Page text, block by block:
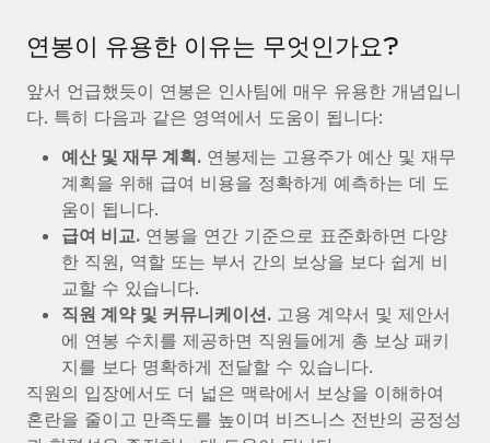
Remote Contractor Management Plus
Remote의 사명은 모든 규모의 기업이 전 세계 어디서든 업무에 가
장 적합 사람을 찾아 채용 및 관리하고 급여를 지급하도록 돕는 것
자세히 알아보기
Shootsta가 Remote를 통해 네 개의 시장에서 글로벌
채용을 확장한 방법
비디오 콘텐츠를 활용한 마케팅이 계속해서 인기를 끌면서, 기업들
에게는 흥미롭고 전문적인 비디오 제작이 어느 때보다 중요해졌습
니다. 그러나 대부분의 회사들은 그렇게 높은 품질의...
자세히 알아보기
연봉이 유용한 이유는 무엇인가요?
앞서 언급했듯이 연봉은 인사팀에 매우 유용한 개념입니
다. 특히 다음과 같은 영역에서 도움이 됩니다:
예산 및 재무 계획. 연봉제는 고용주가 예산 및 재무
계획을 위해 급여 비용을 정확하게 예측하는 데 도
움이 됩니다.
급여 비교. 연봉을 연간 기준으로 표준화하면 다양
한 직원, 역할 또는 부서 간의 보상을 보다 쉽게 비
교할 수 있습니다.
직원 계약 및 커뮤니케이션. 고용 계약서 및 제안서
에 연봉 수치를 제공하면 직원들에게 총 보상 패키
지를 보다 명확하게 전달할 수 있습니다.
직원의 입장에서도 더 넓은 맥락에서 보상을 이해하여
혼란을 줄이고 만족도를 높이며 비즈니스 전반의 공정성